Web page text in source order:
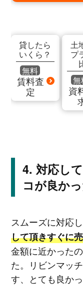
貸したら
いくら？
無料
賃料査
定
土
プ
資
対応し
コが良かっ
スムーズに対応し
して頂きすぐに
金額に近かった
た。リビンマッ
す、とても良かっ